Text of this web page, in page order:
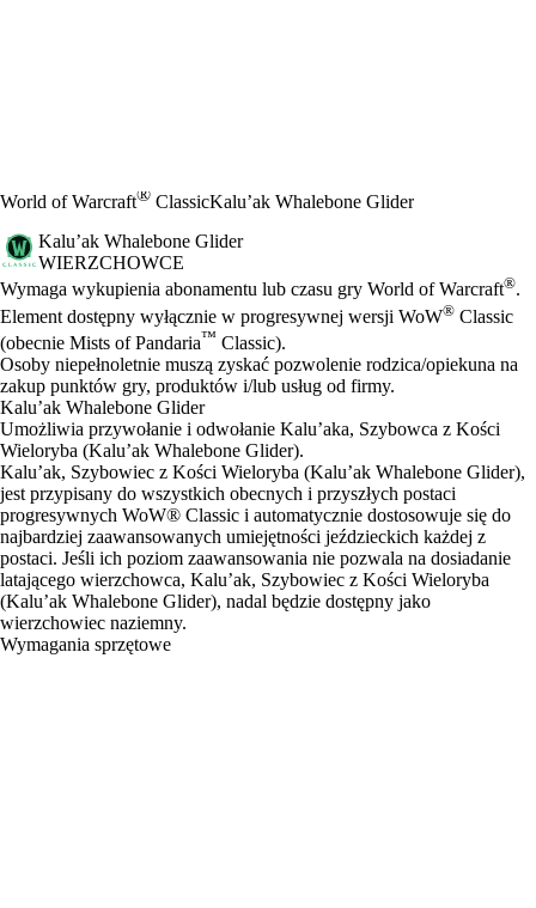
World of Warcraft® ClassicKalu’ak Whalebone Glider
Kalu’ak Whalebone Glider
WIERZCHOWCE
Cena
Available actions
Wymaga wykupienia abonamentu lub czasu gry World of Warcraft®.
Element dostępny wyłącznie w progresywnej wersji WoW® Classic
(obecnie Mists of Pandaria™ Classic).
Osoby niepełnoletnie muszą zyskać pozwolenie rodzica/opiekuna na
zakup punktów gry, produktów i/lub usług od firmy.
Kalu’ak Whalebone Glider
Umożliwia przywołanie i odwołanie Kalu’aka, Szybowca z Kości
Wieloryba (Kalu’ak Whalebone Glider).
Kalu’ak, Szybowiec z Kości Wieloryba (Kalu’ak Whalebone Glider),
jest przypisany do wszystkich obecnych i przyszłych postaci
progresywnych WoW® Classic i automatycznie dostosowuje się do
najbardziej zaawansowanych umiejętności jeździeckich każdej z
postaci. Jeśli ich poziom zaawansowania nie pozwala na dosiadanie
latającego wierzchowca, Kalu’ak, Szybowiec z Kości Wieloryba
(Kalu’ak Whalebone Glider), nadal będzie dostępny jako
wierzchowiec naziemny.
Wymagania sprzętowe